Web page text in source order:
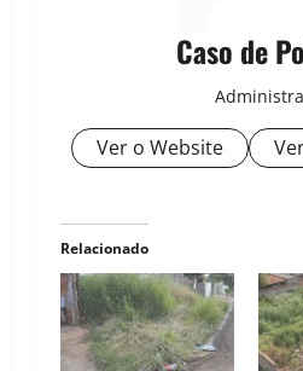
Caso de
Ver o Website
Relacionado